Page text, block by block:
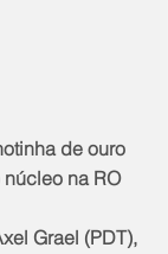
de ouro
na RO
Grael (PDT),